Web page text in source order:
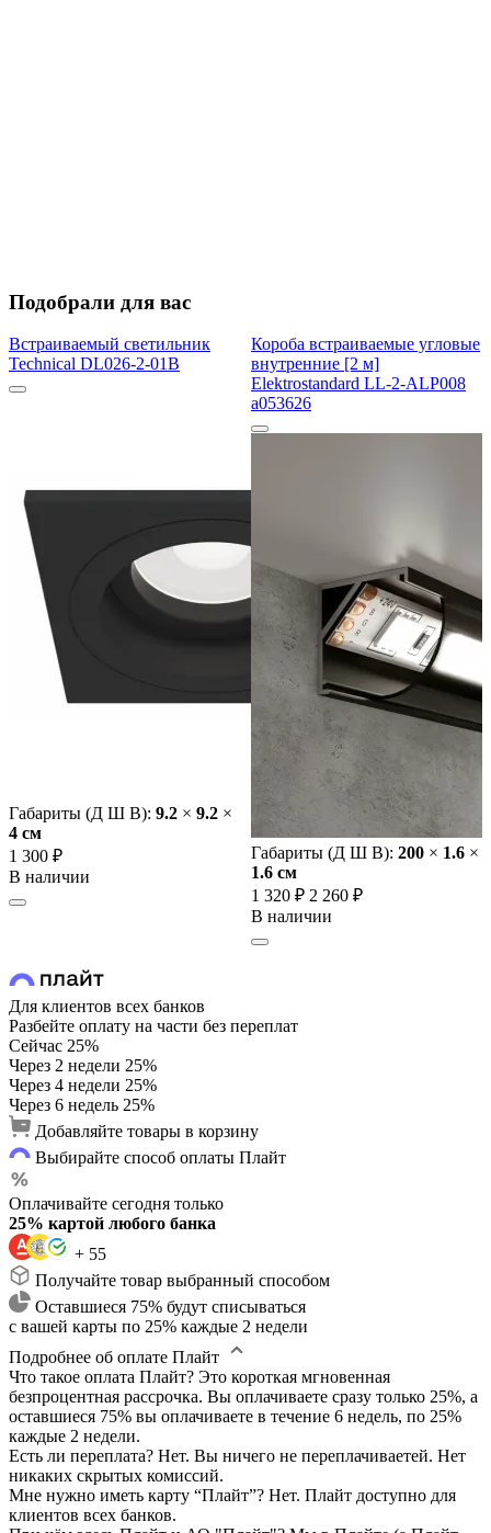
Подобрали для вас
Встраиваемый светильник
Technical DL026-2-01B
Габариты (Д Ш В): 9.2 × 9.2 ×
4 cм
1 300 ₽
В наличии
Короба встраиваемые угловые
внутренние [2 м]
Elektrostandard LL-2-ALP008
a053626
Габариты (Д Ш В): 200 × 1.6 ×
1.6 cм
1 320 ₽ 2 260 ₽
В наличии
Для клиентов всех банков
Разбейте оплату на части без переплат
Сейчас 25%
Через 2 недели 25%
Через 4 недели 25%
Через 6 недель 25%
Добавляйте товары в корзину
Выбирайте способ оплаты Плайт
Оплачивайте сегодня только
25% картой любого банка
+ 55
Получайте товар выбранный способом
Оставшиеся 75% будут списываться
с вашей карты по 25% каждые 2 недели
Подробнее об оплате Плайт
Что такое оплата Плайт? Это короткая мгновенная
безпроцентная рассрочка. Вы оплачиваете сразу только 25%, а
оставшиеся 75% вы оплачиваете в течение 6 недель, по 25%
каждые 2 недели.
Есть ли переплата? Нет. Вы ничего не переплачиваетей. Нет
никаких скрытых комиссий.
Мне нужно иметь карту “Плайт”? Нет. Плайт доступно для
клиентов всех банков.